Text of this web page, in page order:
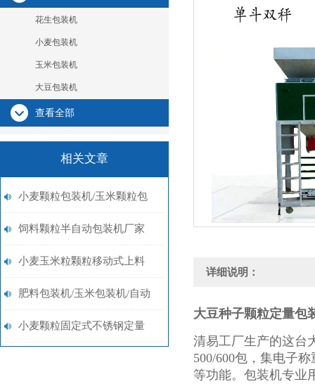
花生包装机
小麦包装机
玉米包装机
大豆包装机
查看全部
相关文章
小麦颗粒包装机/玉米颗粒包
装机带打包机厂家定制
饲料颗粒半自动包装机厂家
（打包机）
小麦玉米粒颗粒移动式上料
10-60公斤电子称重包装机定
制
肥料包装机/玉米包装机/自动
打包机定制厂家
小麦颗粒固定式不锈钢定量
详细说明：
大豆种子颗粒定量包
清易工厂生产的这台
500/600包，集电子
等功能。包装机专业